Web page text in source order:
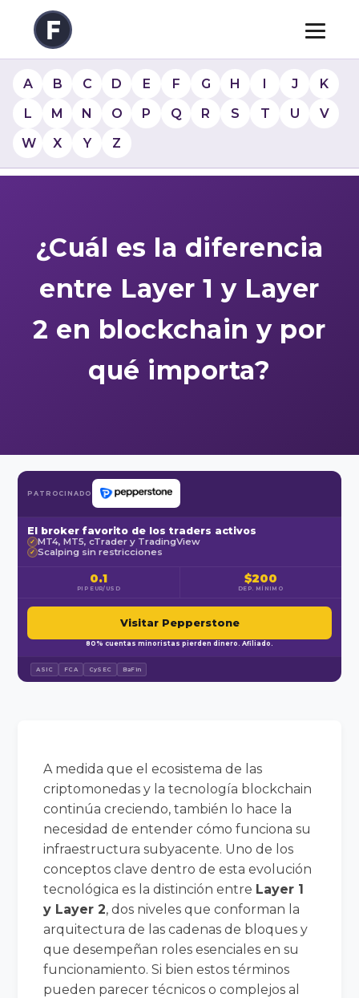
A B C D E F G H I J
K
L
M N O P Q R S T U
V
W
X Y Z
¿Cuál es la diferencia
entre Layer 1 y Layer
2 en blockchain y por
qué importa?
PATROCINADO
El broker favorito de los traders activos
✓ MT4, MT5, cTrader y TradingView
✓ Scalping sin restricciones
0.1
PIP EUR/USD
$200
DEP. MÍNIMO
Visitar Pepperstone
80% cuentas minoristas pierden dinero. Afiliado.
ASIC FCA CySEC BaFin
A medida que el ecosistema de las
criptomonedas y la tecnología blockchain
continúa creciendo, también lo hace la
necesidad de entender cómo funciona su
infraestructura subyacente. Uno de los
conceptos clave dentro de esta evolución
tecnológica es la distinción entre Layer 1
y Layer 2, dos niveles que conforman la
arquitectura de las cadenas de bloques y
que desempeñan roles esenciales en su
funcionamiento. Si bien estos términos
pueden parecer técnicos o complejos al